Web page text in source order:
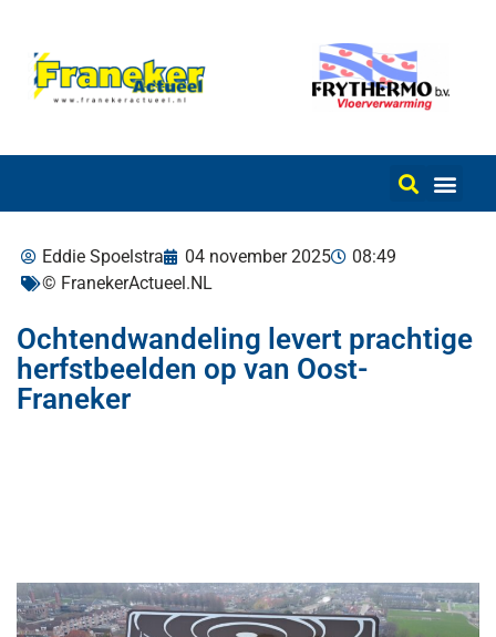
Eddie Spoelstra 04 november 2025
08:49
© FranekerActueel.NL
Ochtendwandeling levert prachtige
herfstbeelden op van Oost-
Franeker